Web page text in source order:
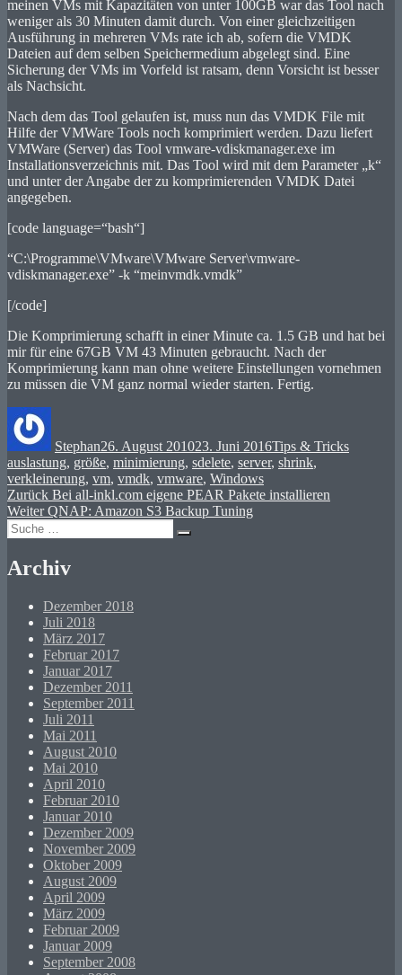
meinen VMs mit Kapazitäten von unter 100GB war das Tool nach
weniger als 30 Minuten damit durch. Von einer gleichzeitigen
Ausführung in mehreren VMs rate ich ab, sofern die VMDK
Dateien auf dem selben Speichermedium abgelegt sind. Eine
Sicherung der VMs im Vorfeld ist ratsam, denn Vorsicht ist besser
als Nachsicht.
Nach dem das Tool gelaufen ist, muss nun das VMDK File mit
Hilfe der VMWare Tools noch komprimiert werden. Dazu liefert
VMWare (Server) das Tool vmware-vdiskmanager.exe im
Installationsverzeichnis mit. Das Tool wird mit dem Parameter „k“
und unter der Angabe der zu komprimierenden VMDK Datei
angegeben.
[code language=“bash“]
“C:\Programme\VMware\VMware Server\vmware-
vdiskmanager.exe” -k “meinvmdk.vmdk”
[/code]
Die Komprimierung schafft in einer Minute ca. 1.5 GB und hat bei
mir für eine 67GB VM 43 Minuten gebraucht. Nach der
Komprimierung kann man ohne weitere Einstellungen vornehmen
zu müssen die VM ganz normal wieder starten. Fertig.
Stephan26. August 201023. Juni 2016Tips & Tricks
auslastung, größe, minimierung, sdelete, server, shrink,
verkleinerung, vm, vmdk, vmware, Windows
Beitragsnavigation
Zurück Vorheriger
Beitrag:
Bei all-inkl.com eigene PEAR Pakete installieren
Weiter Nächster
QNAP: Amazon S3 Backup Tuning
Suche
nach:
Suchen
Archiv
Dezember 2018
Juli 2018
März 2017
Februar 2017
Januar 2017
Dezember 2011
September 2011
Juli 2011
Mai 2011
August 2010
Mai 2010
April 2010
Februar 2010
Januar 2010
Dezember 2009
November 2009
Oktober 2009
August 2009
April 2009
März 2009
Februar 2009
Januar 2009
September 2008